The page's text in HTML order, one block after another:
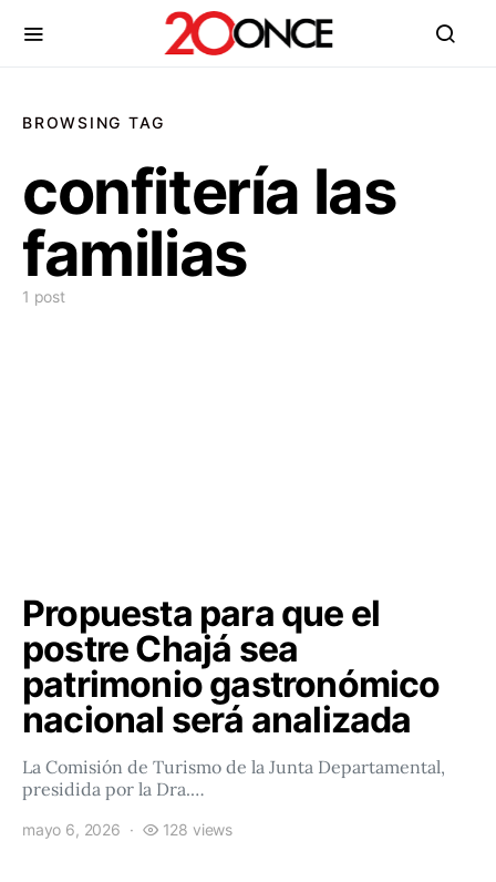
BROWSING TAG
confitería las
familias
1 post
Propuesta para que el
postre Chajá sea
patrimonio gastronómico
nacional será analizada
La Comisión de Turismo de la Junta Departamental,
presidida por la Dra.…
mayo 6, 2026 128 views